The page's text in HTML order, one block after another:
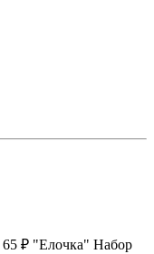
"Елочка" Набор